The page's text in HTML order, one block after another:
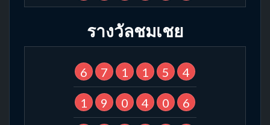
รางวัลชมเชย
6 7 1 1 5 4
1 9 0 4 0 6